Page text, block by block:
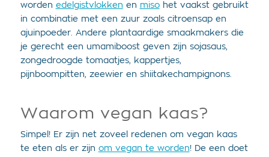
worden edelgistvlokken en misohet vaakst gebruikt
in combinatie met een zuur zoals citroensap en
ajuinpoeder. Andere plantaardige smaakmakers die
je gerecht een umamiboost geven zijn sojasaus,
zongedroogde tomaatjes, kappertjes,
pijnboompitten, zeewier en shiitakechampignons.
Waarom vegan kaas?
Simpel! Er zijn net zoveel redenen om vegan kaas
te eten als er zijn om vegan te worden! De een doet